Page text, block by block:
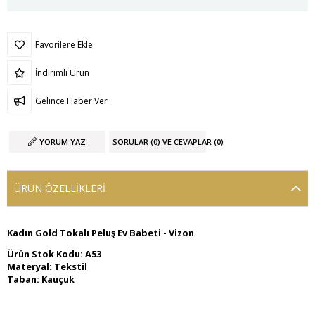
Favorilere Ekle
İndirimli Ürün
Gelince Haber Ver
YORUM YAZ SORULAR (0) VE CEVAPLAR (0)
ÜRÜN ÖZELLIKLERI
Kadın Gold Tokalı Peluş Ev Babeti - Vizon
Ürün Stok Kodu: A53
Materyal: Tekstil
Taban: Kauçuk